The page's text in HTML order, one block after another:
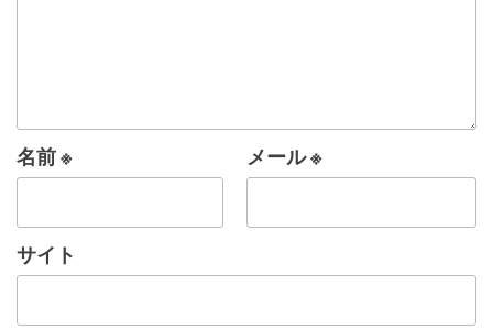
名前※ メール※
サイト